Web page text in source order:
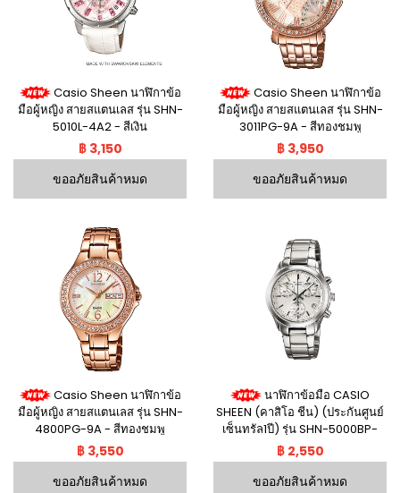
Casio Sheen นาฬิกาข้อ
มือผู้หญิง สายสแตนเลส รุ่น SHN-
5010L-4A2 - สีเงิน
฿ 3,150
ขออภัยสินค้าหมด
Casio Sheen นาฬิกาข้อ
มือผู้หญิง สายสแตนเลส รุ่น SHN-
3011PG-9A - สีทองชมพู
฿ 3,950
ขออภัยสินค้าหมด
Casio Sheen นาฬิกาข้อ
มือผู้หญิง สายสแตนเลส รุ่น SHN-
4800PG-9A - สีทองชมพู
฿ 3,550
ขออภัยสินค้าหมด
นาฬิกาข้อมือ CASIO
SHEEN (คาสิโอ ชีน) (ประกันศูนย์
เซ็นทรัล1ปี) รุ่น SHN-5000BP-
7AV
฿ 2,550
ขออภัยสินค้าหมด